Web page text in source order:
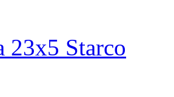
23x5 Starco